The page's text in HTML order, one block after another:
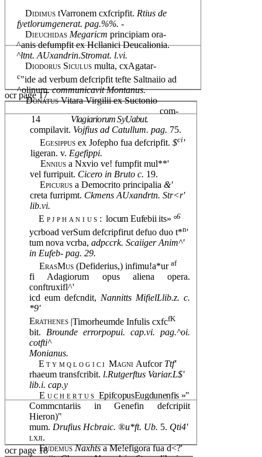
DidimustVarronem cxfcripfit. Rtius de
fyetlorumgenerat. pag.%%.-
Dieuchidas Megaricmprincipiam ora-
^anis defumpfit ex Hcllanici Deucalionia.
^ltnt. AUxandrin.Stromat. l.vi.
Diodorus Siculus multa, cxAgatar-
c"ide ad verbum defcripfit tefte Saltnaiio ad
^olinum.communicavit Montanus.
DonatusVitara Virgilii ex Suctonio
com-
ocr page 17
14
Vlagiariorum SyUabut.
compilavit. Vojfius ad Catullum. pag. 75.
Egesippusex Jofepho fua defcripfit.$ci'
ligeran. v. Egefippi.
Enniusa Nxvio ve! fumpfit mul**'
vel furripuit. Cicero in Bruto c. 19.
Epicurus a Democrito principalia &'
creta furripmt. Ckmens AUxandrtn. Str<r'
lib.vi.
Epjphanius: locum Eufebii its» °6
ycrboad verSum defcripfirut defuo duo t*n'
tum nova vcrba, adpccrk. Scaiiger Anim^'
in Eufeb- pag. 29.
ErasMus(Defiderius,) infimu!a*uraf
fi Adagiorum opus aliena opera.
conftruxifl^'
icd eum defcndit, Nannitts MifielLlib.z. c.
*9'
Erathenes |Timorheumde Infulis cxfcfK
bit. Brounde errorpopui. cap.vi. pag.^oi.
cotfti^
Monianus.
Etymqlogici Magni Aufcor Ttf'
rhaeum transfcribit. l.Rutgerftus Variar.L$'
lib.i. cap.y
Euchertus EpifcopusEugdunenfis »"
Commcntariis in Genefin defcripiit
Hieron)"
mum. Drufius Hcbraic. ®u*ft. Ub. 5. Qti4'
lxji.
EudemusNaxhtsa Me!efigora fua d<?'
ocr page 18